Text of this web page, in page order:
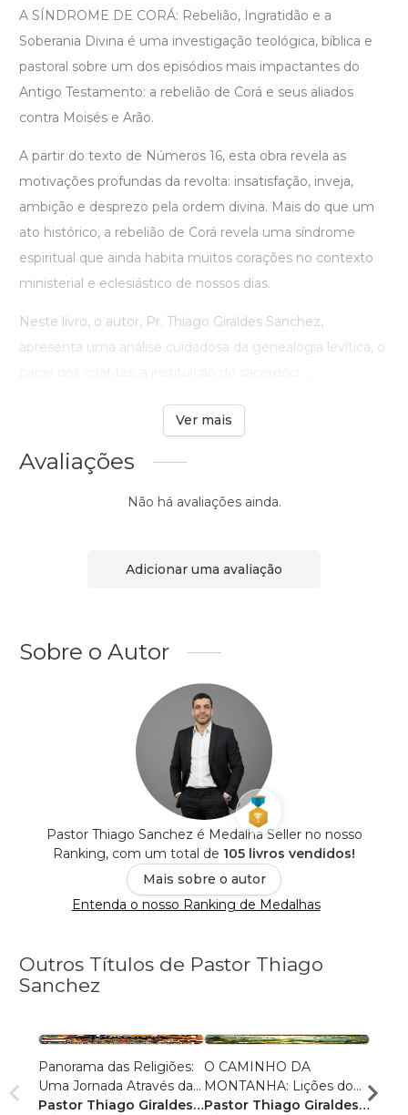
A SÍNDROME DE CORÁ: Rebelião, Ingratidão e a
Soberania Divina é uma investigação teológica, bíblica e
pastoral sobre um dos episódios mais impactantes do
Antigo Testamento: a rebelião de Corá e seus aliados
contra Moisés e Arão.
A partir do texto de Números 16, esta obra revela as
motivações profundas da revolta: insatisfação, inveja,
ambição e desprezo pela ordem divina. Mais do que um
ato histórico, a rebelião de Corá revela uma síndrome
espiritual que ainda habita muitos corações no contexto
ministerial e eclesiástico de nossos dias.
Neste livro, o autor, Pr. Thiago Giraldes Sanchez,
apresenta uma análise cuidadosa da genealogia levítica, o
Ver mais
Avaliações
Não há avaliações ainda.
Adicionar uma avaliação
Sobre o Autor
Pastor Thiago Sanchez é Medalha Seller no nosso
Ranking, com um total de 105 livros vendidos!
Mais sobre o autor
Entenda o nosso Ranking de Medalhas
Outros Títulos de Pastor Thiago
Sanchez
Panorama das Religiões:
Uma Jornada Através da
Diversidade Espiritual
Pastor Thiago Giraldes
O CAMINHO DA
MONTANHA: Lições do
Sermão de Jesus
Pastor Thiago Giraldes
O
no